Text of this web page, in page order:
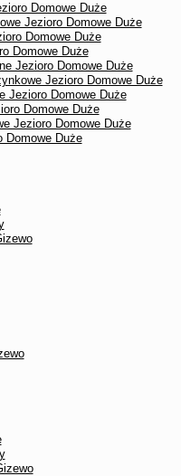
Domowe Duże
Jezioro Domowe Duże
Domowe Duże
Domowe Duże
Jezioro Domowe Duże
Jezioro Domowe Duże
Jezioro Domowe Duże
Domowe Duże
Jezioro Domowe Duże
Domowe Duże